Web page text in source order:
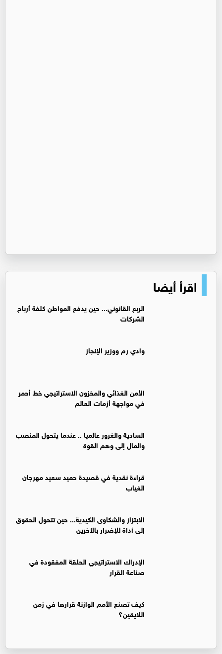
اقرأ أيضا
الربع القانوني... حين يدفع المواطن كلفة أرباح
الشركات
وادي رم ووزير الإنجاز
الأمن الغذائي والمخزون الاستراتيجي خط أحمر
في مواجهة أزمات العالم
السادية والغرور عالميا .. عندما يتحول المنصب
والمال إلى وهم القوة
قراءة نقدية في قصيدة حميد سعيد مهرجان
الغياب
الابتزاز والشكاوى الكيدية... حين تتحول الحقوق
إلى أداة للإضرار بالآخرين
الإدراك الاستراتيجي الحلقة المفقودة في
صناعة القرار
كيف تصنع الأمم الوازنة قرارها في زمن
اللايقين؟